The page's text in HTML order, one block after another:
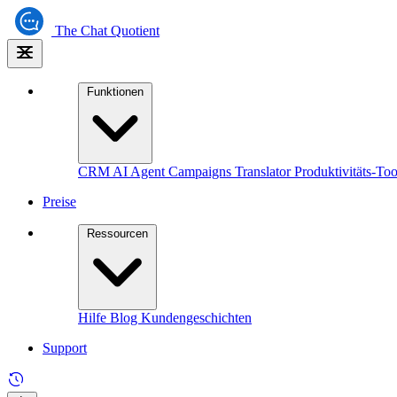
The Chat Quotient
Funktionen
CRM AI Agent Campaigns TranslatorProduktivitäts-
Preise
Ressourcen
Hilfe Blog Kundengeschichten
Support